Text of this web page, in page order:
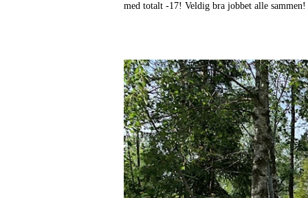
med totalt -17! Veldig bra jobbet alle sammen!